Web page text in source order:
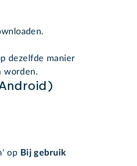
dezelfde manier
worden.
op Bij gebruik